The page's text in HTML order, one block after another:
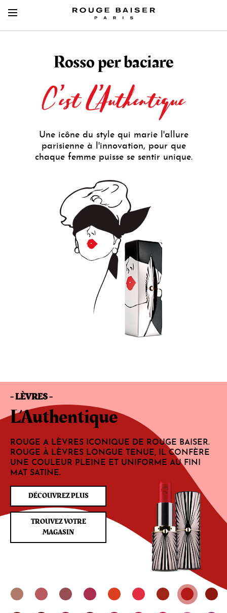
Cerca tra i prodotti
Une icône du style qui marie l'allure
parisienne à l'innovation, pour que
chaque femme puisse se sentir unique.
- LÈVRES -
L’Authentique
ROUGE A LÈVRES ICONIQUE DE ROUGE BAISER.
ROUGE À LÈVRES LONGUE TENUE, IL CONFÈRE
UNE COULEUR PLEINE ET UNIFORME AU FINI
MAT SATINE.
DÉCOUVREZ PLUS
TROUVEZ VOTRE
MAGASIN